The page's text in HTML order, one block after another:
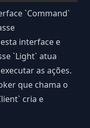
`Command`
interface e
`Light` atua
as ações.
que chama o
` cria e